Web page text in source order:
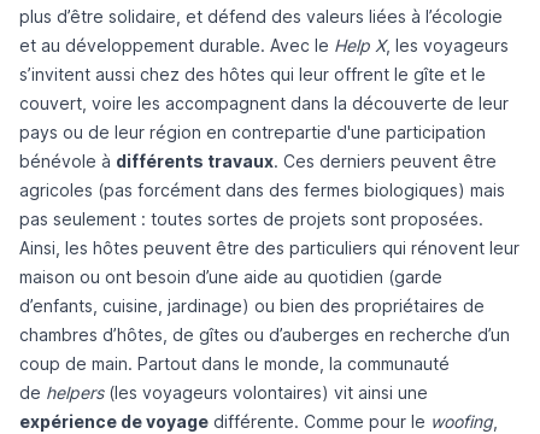
plus d’être solidaire, et défend des valeurs liées à l’écologie
et au développement durable. Avec le Help X, les voyageurs
s’invitent aussi chez des hôtes qui leur offrent le gîte et le
couvert, voire les accompagnent dans la découverte de leur
pays ou de leur région en contrepartie d'une participation
bénévole à différents travaux. Ces derniers peuvent être
agricoles (pas forcément dans des fermes biologiques) mais
pas seulement : toutes sortes de projets sont proposées.
Ainsi, les hôtes peuvent être des particuliers qui rénovent leur
maison ou ont besoin d’une aide au quotidien (garde
d’enfants, cuisine, jardinage) ou bien des propriétaires de
chambres d’hôtes, de gîtes ou d’auberges en recherche d’un
coup de main. Partout dans le monde, la communauté
de helpers (les voyageurs volontaires) vit ainsi une
expérience de voyage différente. Comme pour le woofing,